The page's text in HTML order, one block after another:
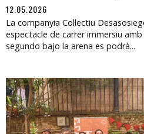
12.05.2026
La companyia Col·lectiu
espectacle de carrer immersiu
segundo bajo la arena es podrà...